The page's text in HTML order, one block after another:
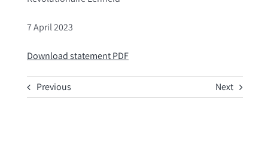
7 April 2023
Download statement PDF
Previous Next